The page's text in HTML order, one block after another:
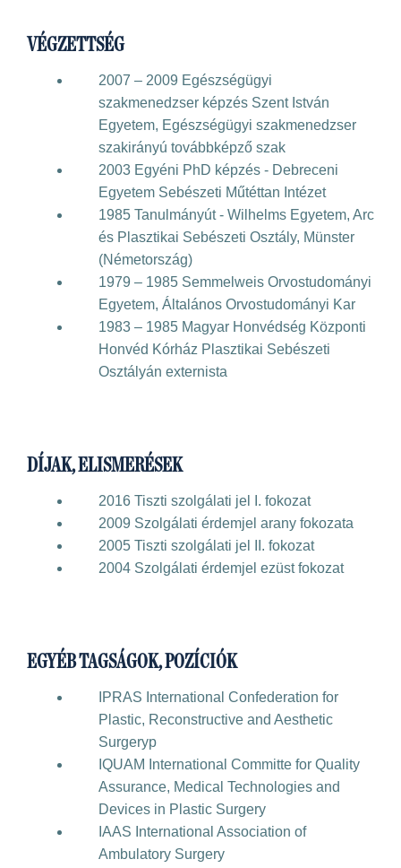
VÉGZETTSÉG
2007 – 2009 Egészségügyi
szakmenedzser képzés Szent István
Egyetem, Egészségügyi szakmenedzser
szakirányú továbbképző szak
2003 Egyéni PhD képzés - Debreceni
Egyetem Sebészeti Műtéttan Intézet
1985 Tanulmányút - Wilhelms Egyetem, Arc
és Plasztikai Sebészeti Osztály, Münster
(Németország)
1979 – 1985 Semmelweis Orvostudományi
Egyetem, Általános Orvostudományi Kar
1983 – 1985 Magyar Honvédség Központi
Honvéd Kórház Plasztikai Sebészeti
Osztályán externista
DÍJAK, ELISMERÉSEK
2016 Tiszti szolgálati jel I. fokozat
2009 Szolgálati érdemjel arany fokozata
2005 Tiszti szolgálati jel II. fokozat
2004 Szolgálati érdemjel ezüst fokozat
EGYÉB TAGSÁGOK, POZÍCIÓK
IPRAS International Confederation for
Plastic, Reconstructive and Aesthetic
Surgeryp
IQUAM International Committe for Quality
Assurance, Medical Technologies and
Devices in Plastic Surgery
IAAS International Association of
Ambulatory Surgery